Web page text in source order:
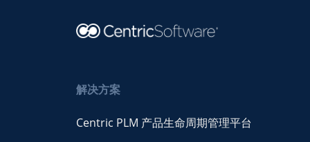
解决方案
Centric PLM 产品生命周期管理平台